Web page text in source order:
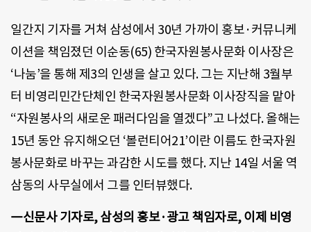
일간지 기자를 거쳐 삼성에서 30년 가까이 홍보·커뮤니케
이션을 책임졌던 이순동(65) 한국자원봉사문화 이사장은
‘나눔’을 통해 제3의 인생을 살고 있다. 그는 지난해 3월부
터 비영리민간단체인 한국자원봉사문화 이사장직을 맡아
“자원봉사의 새로운 패러다임을 열겠다”고 나섰다. 올해는
15년 동안 유지해오던 ‘볼런티어21’이란 이름도 한국자원
봉사문화로 바꾸는 과감한 시도를 했다. 지난 14일 서울 역
삼동의 사무실에서 그를 인터뷰했다.
―신문사 기자로, 삼성의 홍보·광고 책임자로, 이제 비영